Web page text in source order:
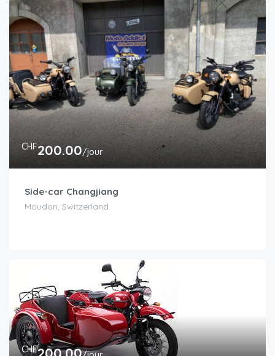
CHF200.00/jour
Side-car Changjiang
Moudon, Switzerland
CHF